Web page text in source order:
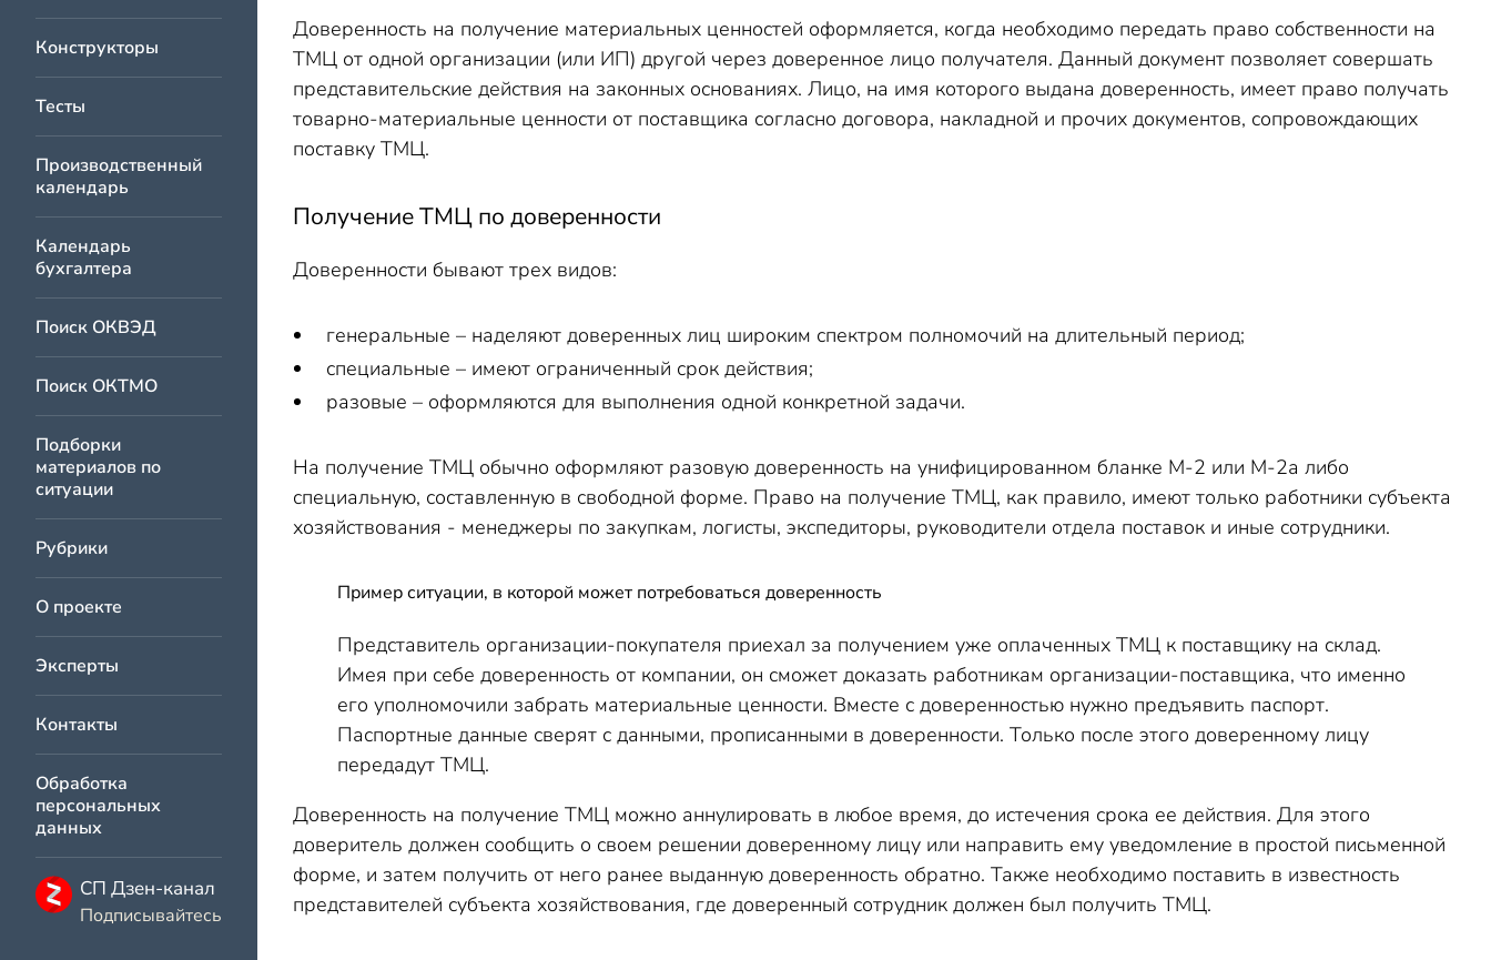
Конструкторы
Тесты
Производственный
календарь
Календарь
бухгалтера
Поиск ОКВЭД
Поиск ОКТМО
Подборки
материалов по
ситуации
Рубрики
О проекте
Эксперты
Контакты
Обработка
персональных
данных
СП Дзен-канал
Подписывайтесь
Доверенность на получение материальных ценностей оформляется, когда необходимо передать право собственности на
ТМЦ от одной организации (или ИП) другой через доверенное лицо получателя. Данный документ позволяет совершать
представительские действия на законных основаниях. Лицо, на имя которого выдана доверенность, имеет право получать
товарно-материальные ценности от поставщика согласно договора, накладной и прочих документов, сопровождающих
поставку ТМЦ.
Получение ТМЦ по доверенности
Доверенности бывают трех видов:
генеральные – наделяют доверенных лиц широким спектром полномочий на длительный период;
специальные – имеют ограниченный срок действия;
разовые – оформляются для выполнения одной конкретной задачи.
На получение ТМЦ обычно оформляют разовую доверенность на унифицированном бланке М-2 или М-2а либо
специальную, составленную в свободной форме. Право на получение ТМЦ, как правило, имеют только работники субъекта
хозяйствования - менеджеры по закупкам, логисты, экспедиторы, руководители отдела поставок и иные сотрудники.
Пример ситуации, в которой может потребоваться доверенность
Представитель организации-покупателя приехал за получением уже оплаченных ТМЦ к поставщику на склад.
Имея при себе доверенность от компании, он сможет доказать работникам организации-поставщика, что именно
его уполномочили забрать материальные ценности. Вместе с доверенностью нужно предъявить паспорт.
Паспортные данные сверят с данными, прописанными в доверенности. Только после этого доверенному лицу
передадут ТМЦ.
Доверенность на получение ТМЦ можно аннулировать в любое время, до истечения срока ее действия. Для этого
доверитель должен сообщить о своем решении доверенному лицу или направить ему уведомление в простой письменной
форме, и затем получить от него ранее выданную доверенность обратно. Также необходимо поставить в известность
представителей субъекта хозяйствования, где доверенный сотрудник должен был получить ТМЦ.